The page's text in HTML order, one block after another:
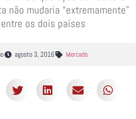
não mudaria “extremamente”
os dois países
agosto 3, 2016 Mercado